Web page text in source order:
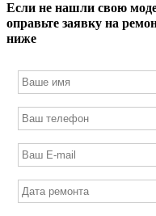
Если не нашли свою
оправьте заявку на
ниже